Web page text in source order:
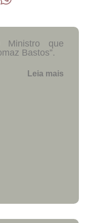
Ministro que
Bastos”.
Leia mais